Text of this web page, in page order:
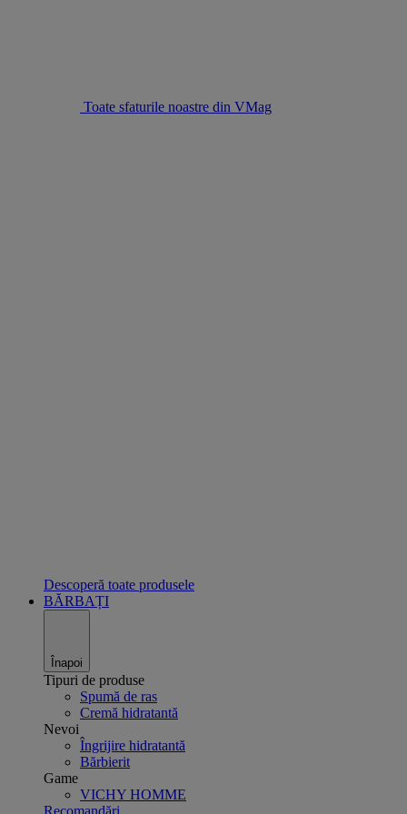
Toate sfaturile noastre din VMag
Descoperă toate produsele
BĂRBAȚI
Înapoi
Tipuri de produse
Spumă de ras
Cremă hidratantă
Nevoi
Îngrijire hidratantă
Bărbierit
Game
VICHY HOMME